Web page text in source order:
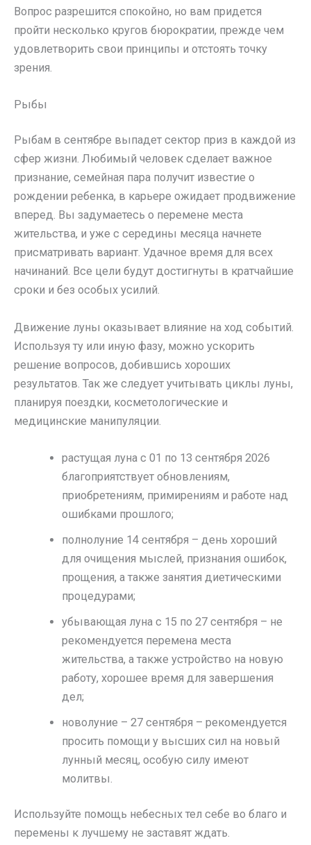
Вопрос разрешится спокойно, но вам придется
пройти несколько кругов бюрократии, прежде чем
удовлетворить свои принципы и отстоять точку
зрения.
Рыбы
Рыбам в сентябре выпадет сектор приз в каждой из
сфер жизни. Любимый человек сделает важное
признание, семейная пара получит известие о
рождении ребенка, в карьере ожидает продвижение
вперед. Вы задумаетесь о перемене места
жительства, и уже с середины месяца начнете
присматривать вариант. Удачное время для всех
начинаний. Все цели будут достигнуты в кратчайшие
сроки и без особых усилий.
Движение луны оказывает влияние на ход событий.
Используя ту или иную фазу, можно ускорить
решение вопросов, добившись хороших
результатов. Так же следует учитывать циклы луны,
планируя поездки, косметологические и
медицинские манипуляции.
растущая луна с 01 по 13 сентября 2026
благоприятствует обновлениям,
приобретениям, примирениям и работе над
ошибками прошлого;
полнолуние 14 сентября – день хороший
для очищения мыслей, признания ошибок,
прощения, а также занятия диетическими
процедурами;
убывающая луна с 15 по 27 сентября – не
рекомендуется перемена места
жительства, а также устройство на новую
работу, хорошее время для завершения
дел;
новолуние – 27 сентября – рекомендуется
просить помощи у высших сил на новый
лунный месяц, особую силу имеют
молитвы.
Используйте помощь небесных тел себе во благо и
перемены к лучшему не заставят ждать.